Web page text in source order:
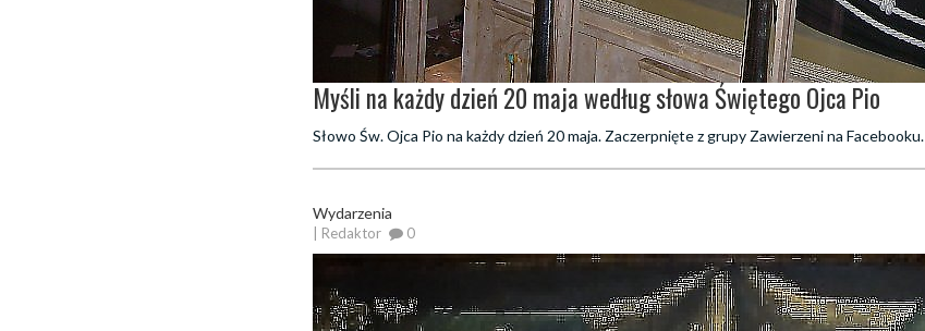
Myśli na każdy dzień 20 maja według słowa Świętego Ojca Pio
Słowo Św. Ojca Pio na każdy dzień 20 maja. Zaczerpnięte z grupy Zawierzeni na Facebooku.
Wydarzenia
| Redaktor 0